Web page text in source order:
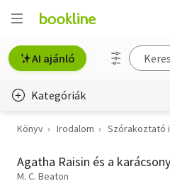
AI ajánló
Kategóriák
Életmód, egészség
Erotika
Könyv Irodalom Szórakoztató
Agatha Raisin és a
M. C. Beaton